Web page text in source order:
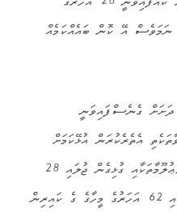
ނަމަވެސް އޭ ކޮން ބައެއްކަމެއް
ގެނެސްފައިވަނީ
އެތެރެކުރަން އުޅޭކަމަށް
ފުލުހުންގެ އިންޓެލިޖެންސަށް ލިބުނު މަޢުލޫމާތަކާއި ގުޅިގެން ޖުލައި 28
ވަނަ ދުވަހުގެރޭ ހިންގި އޮޕަރޭޝަނެއްގައި 62 އަހަރުގެ މީހާގެ ގެ ކައިރިން